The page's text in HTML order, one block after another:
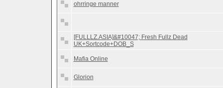
ohrringe manner
[FULLLZ.ASIA]&#10047; Fresh Fullz Dead
UK+Sortcode+DOB_S
Mafia Online
Glorion